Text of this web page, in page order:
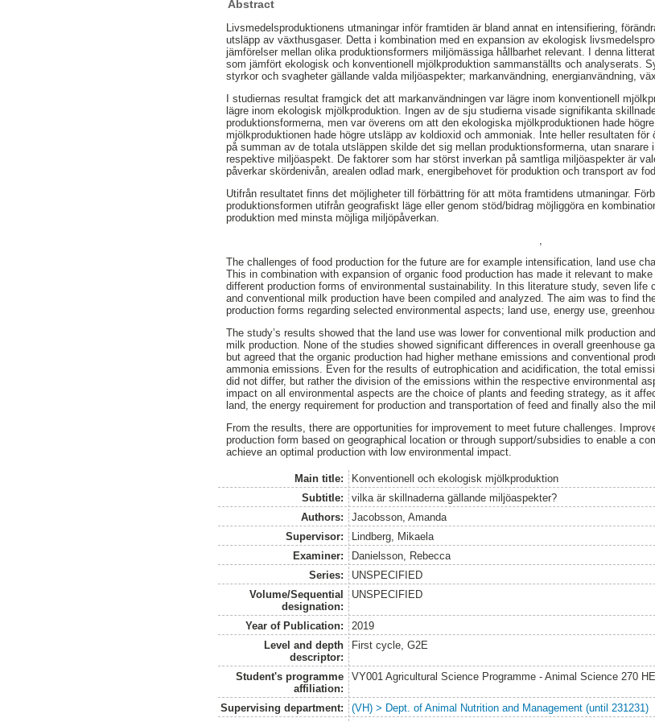
Abstract
Livsmedelsproduktionens utmaningar inför framtiden är bland annat en intensifiering,
utsläpp av växthusgaser. Detta i kombination med en expansion av ekologisk
jämförelser mellan olika produktionsformers miljömässiga hållbarhet relevant. I denna
som jämfört ekologisk och konventionell mjölkproduktion sammanställts och analyserats.
styrkor och svagheter gällande valda miljöaspekter; markanvändning, energianvändning,
I studiernas resultat framgick det att markanvändningen var lägre inom konventionell
lägre inom ekologisk mjölkproduktion. Ingen av de sju studierna visade signifikanta
produktionsformerna, men var överens om att den ekologiska mjölkproduktionen hade
mjölkproduktionen hade högre utsläpp av koldioxid och ammoniak. Inte heller resultaten för
på summan av de totala utsläppen skilde det sig mellan produktionsformerna, utan snarare
respektive miljöaspekt. De faktorer som har störst inverkan på samtliga miljöaspekter är
påverkar skördenivån, arealen odlad mark, energibehovet för produktion och transport av
Utifrån resultatet finns det möjligheter till förbättring för att möta framtidens utmaningar.
produktionsformen utifrån geografiskt läge eller genom stöd/bidrag möjliggöra en
produktion med minsta möjliga miljöpåverkan.
The challenges of food production for the future are for example intensification, land use
This in combination with expansion of organic food production has made it relevant to
different production forms of environmental sustainability. In this literature study, seven life
and conventional milk production have been compiled and analyzed. The aim was to find
production forms regarding selected environmental aspects; land use, energy use,
The study’s results showed that the land use was lower for conventional milk production
milk production. None of the studies showed significant differences in overall greenhouse
but agreed that the organic production had higher methane emissions and conventional
ammonia emissions. Even for the results of eutrophication and acidification, the total
did not differ, but rather the division of the emissions within the respective environmental
impact on all environmental aspects are the choice of plants and feeding strategy, as it
land, the energy requirement for production and transportation of feed and finally also the
From the results, there are opportunities for improvement to meet future challenges.
production form based on geographical location or through support/subsidies to enable a
achieve an optimal production with low environmental impact.
Main title:
Konventionell och ekologisk mjölkproduktion
Subtitle:
vilka är skillnaderna gällande miljöaspekter?
Authors:
Jacobsson, Amanda
Supervisor:
Lindberg, Mikaela
Examiner:
Danielsson, Rebecca
Series:
UNSPECIFIED
Volume/Sequential
designation:
UNSPECIFIED
Year of Publication:
2019
Level and depth
descriptor:
First cycle, G2E
Student's programme
affiliation:
VY001 Agricultural Science Programme - Animal Science 270
Supervising department:
(VH) > Dept. of Animal Nutrition and Management (until 231231)